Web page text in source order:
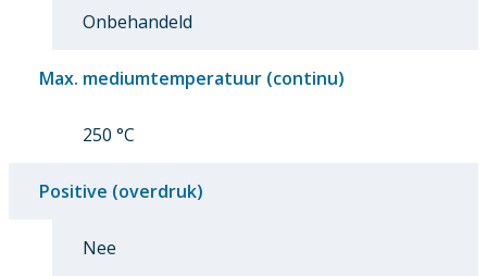
Onbehandeld
Max. mediumtemperatuur (continu)
250 °C
Positive (overdruk)
Nee